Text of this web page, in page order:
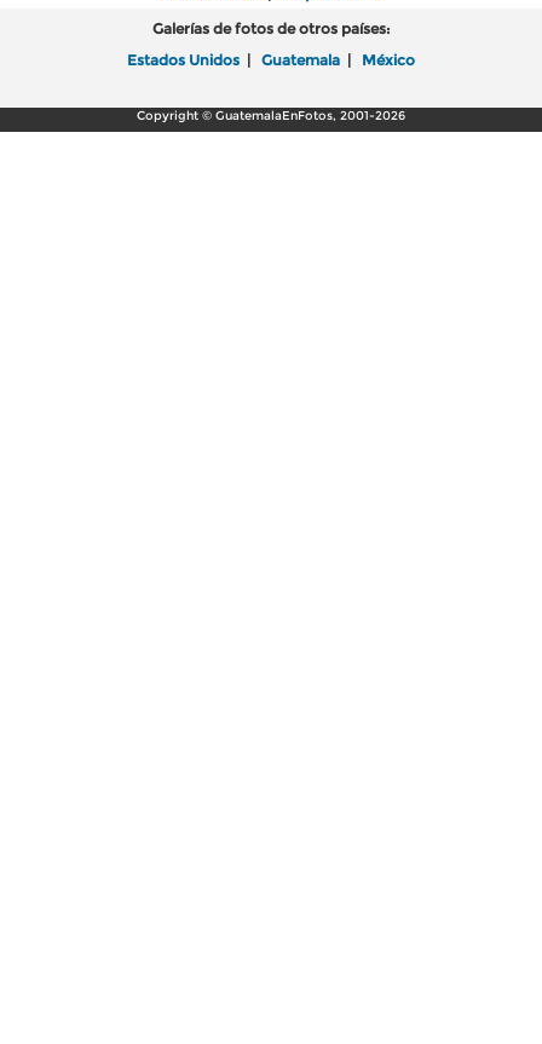
Galerías de fotos de otros países:
Estados Unidos | Guatemala | México
Copyright © GuatemalaEnFotos, 2001-2026